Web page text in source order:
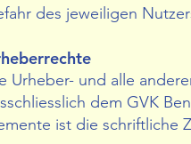
des jeweiligen
Urheber- und alle
dem GVK
ist die schriftliche